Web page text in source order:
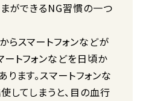
まができるNG習慣の一つ
らスマートフォンなどが
トフォンなどを日頃か
ます。スマートフォンな
してしまうと、目の血行